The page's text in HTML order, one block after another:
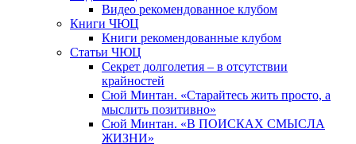
Видео рекомендованное клубом
Книги ЧЮЦ
Книги рекомендованные клубом
Статьи ЧЮЦ
Секрет долголетия – в отсутствии
крайностей
Сюй Минтан. «Старайтесь жить просто, а
мыслить позитивно»
Сюй Минтан. «В ПОИСКАХ СМЫСЛА
ЖИЗНИ»